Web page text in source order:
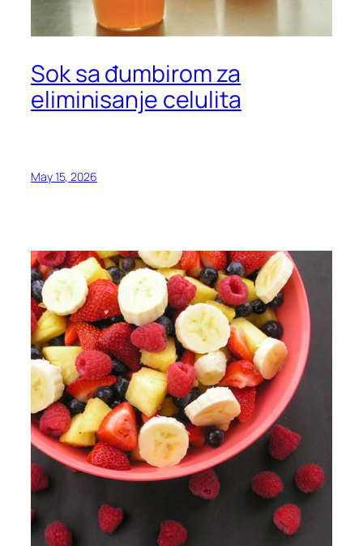
Sok sa đumbirom za
eliminisanje celulita
May 15, 2026